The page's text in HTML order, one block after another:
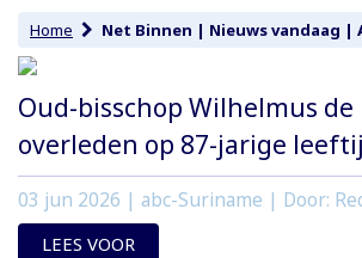
Home Net Binnen | Nieuws vandaag |
Oud-bisschop Wilhelmus de
overleden op 87-jarige
03 jun 2026 | abc-Suriname | Door:
LEES VOOR